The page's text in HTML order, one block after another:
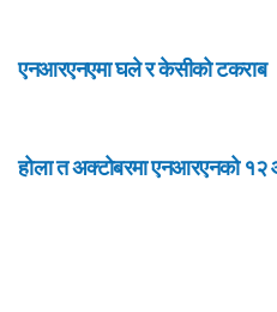
एनआरएनएमा घले र केसीको टकराब
होला त अक्टोबरमा एनआरएनको